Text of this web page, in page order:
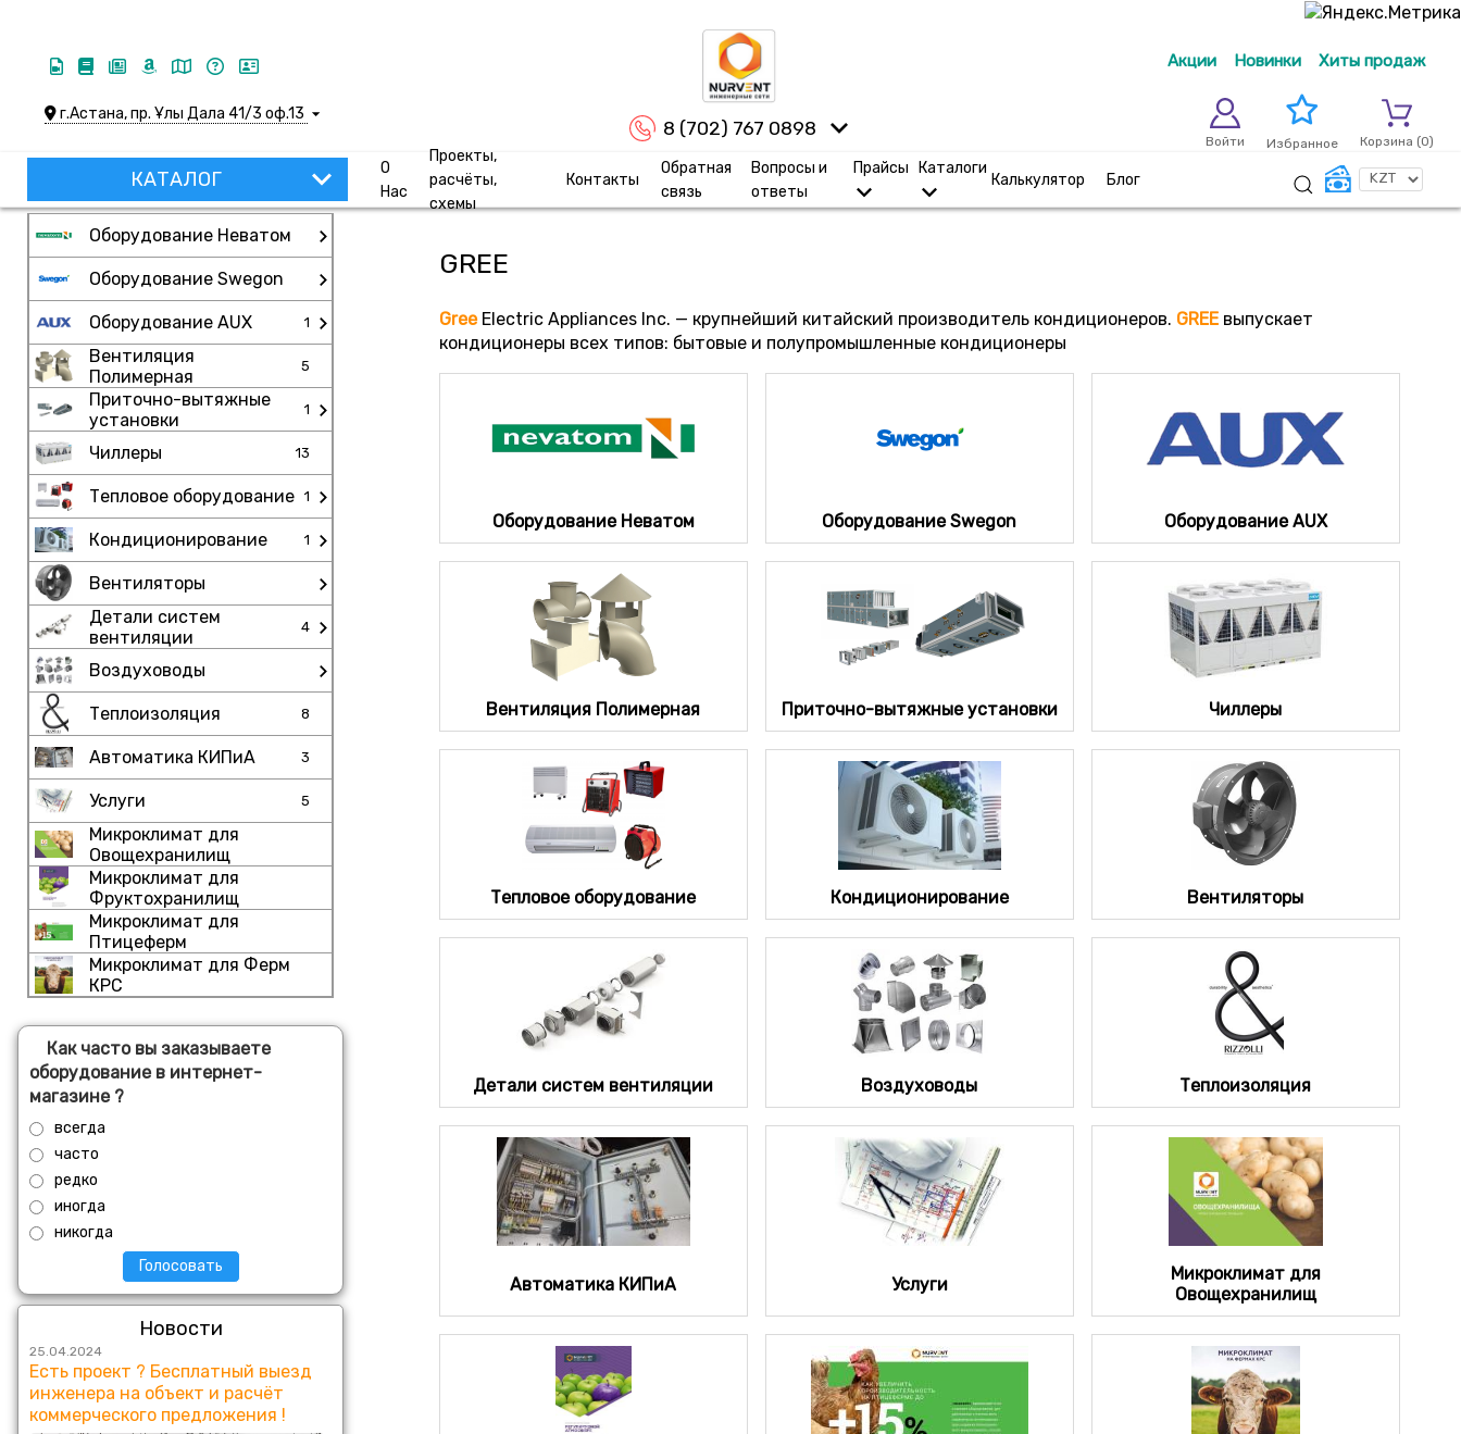
г.Астана, пр. Ұлы Дала 41/3 оф.13
8 (702) 767 0898
Акции Новинки Хиты продаж
Войти Избранное Корзина (0)
КАТАЛОГ
О
Нас
Проекты,
расчёты,
схемы
Контакты
Обратная
связь
Вопросы и
ответы
Прайсы Каталоги
Калькулятор Блог
Оборудование Неватом
Оборудование Swegon
Оборудование AUX 1
Вентиляция
Полимерная
5
Приточно-вытяжные
установки
1
Чиллеры 13
Тепловое оборудование 1
Кондиционирование 1
Вентиляторы
Детали систем
вентиляции
4
Воздуховоды
Теплоизоляция 8
Автоматика КИПиА 3
Услуги 5
Микроклимат для
Овощехранилищ
Микроклимат для
Фруктохранилищ
Микроклимат для
Птицеферм
Микроклимат для Ферм
КРС
Как часто вы заказываете
оборудование в интернет-
магазине ?
всегда
часто
редко
иногда
никогда
Голосовать
Новости
25.04.2024
Есть проект ? Бесплатный выезд
инженера на объект и расчёт
коммерческого предложения !
GREE
GreeElectric Appliances Inc. — крупнейший китайский производитель кондиционеров. GREE выпускает
кондиционеры всех типов: бытовые и полупромышленные кондиционеры
Оборудование Неватом Оборудование Swegon Оборудование AUX
Вентиляция Полимерная Приточно-вытяжные установки Чиллеры
Тепловое оборудование Кондиционирование Вентиляторы
Детали систем вентиляции Воздуховоды Теплоизоляция
Автоматика КИПиА Услуги
Микроклимат для
Овощехранилищ